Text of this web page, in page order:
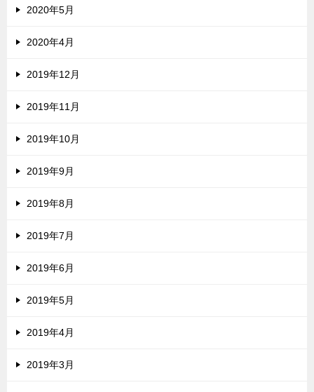
2020年5月
2020年4月
2019年12月
2019年11月
2019年10月
2019年9月
2019年8月
2019年7月
2019年6月
2019年5月
2019年4月
2019年3月